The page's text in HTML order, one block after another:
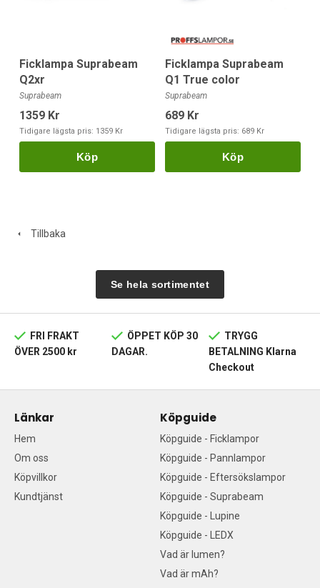
Ficklampa Suprabeam
Q2xr
Suprabeam
1359 Kr
Tidigare lägsta pris: 1359 Kr
Köp
Ficklampa Suprabeam
Q1 True color
Suprabeam
689 Kr
Tidigare lägsta pris: 689 Kr
Köp
Tillbaka
Se hela sortimentet
FRI FRAKT
ÖVER 2500 kr
ÖPPET KÖP 30
DAGAR.
TRYGG
BETALNING Klarna
Checkout
Länkar
Hem
Om oss
Köpvillkor
Kundtjänst
Köpguide
Köpguide - Ficklampor
Köpguide - Pannlampor
Köpguide - Eftersökslampor
Köpguide - Suprabeam
Köpguide - Lupine
Köpguide - LEDX
Vad är lumen?
Vad är mAh?